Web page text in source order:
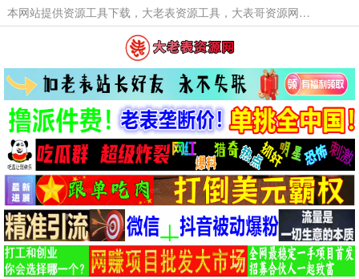
本网站提供资源工具下载，大老表资源工具，大表哥资源网软件工具，大老表资源下载，活动线报福利资源分享,活动线报，大型网游经典游戏，网络热门技术游戏辅助交流与分享。